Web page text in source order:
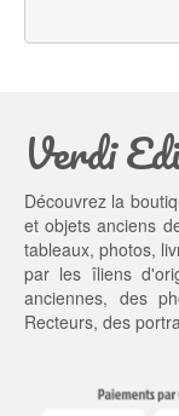
Verdi
Découvrez la
et objets anciens
tableaux, photos,
par les îliens
anciennes, des
Recteurs, des